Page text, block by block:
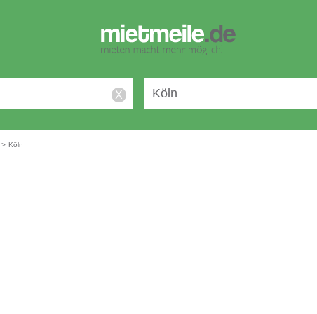
X
> Köln